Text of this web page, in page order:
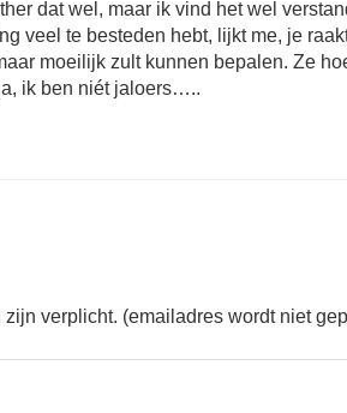
dat wel, maar ik vind het wel
veel te besteden hebt, lijkt me, je
moeilijk zult kunnen bepalen. Ze
ik ben niét jaloers…..
verplicht. (emailadres wordt niet